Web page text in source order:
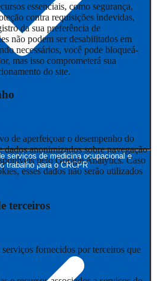
serviços de medicina ocupacional e
trabalho para o CRCPR
essenciais, como segurança,
contra requisições indevidas,
da sua preferência de
não podem ser desabilitados em
necessários, você pode bloqueá-
mas isso comprometerá sua
do site.
de aperfeiçoar o desempenho do
anonimizados sobre navegação
pelo Google Analytics. Caso
esses dados não serão utilizados
terceiros
fornecidos por terceiros que